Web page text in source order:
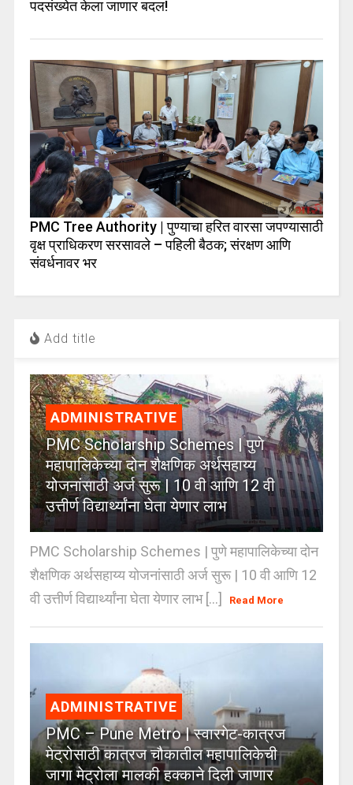
पदसंख्येत केला जाणार बदल!
PMC Tree Authority | पुण्याचा हरित वारसा जपण्यासाठी
वृक्ष प्राधिकरण सरसावले – पहिली बैठक; संरक्षण आणि
संवर्धनावर भर
Add title
ADMINISTRATIVE
PMC Scholarship Schemes | पुणे
महापालिकेच्या दोन शैक्षणिक अर्थसहाय्य
योजनांसाठी अर्ज सुरू | 10 वी आणि 12 वी
उत्तीर्ण विद्यार्थ्यांना घेता येणार लाभ
PMC Scholarship Schemes | पुणे महापालिकेच्या दोन
शैक्षणिक अर्थसहाय्य योजनांसाठी अर्ज सुरू | 10 वी आणि 12
वी उत्तीर्ण विद्यार्थ्यांना घेता येणार लाभ [...]
Read More
ADMINISTRATIVE
PMC – Pune Metro | स्वारगेट-कात्रज
मेट्रोसाठी कात्रज चौकातील महापालिकेची
जागा मेट्रोला मालकी हक्काने दिली जाणार